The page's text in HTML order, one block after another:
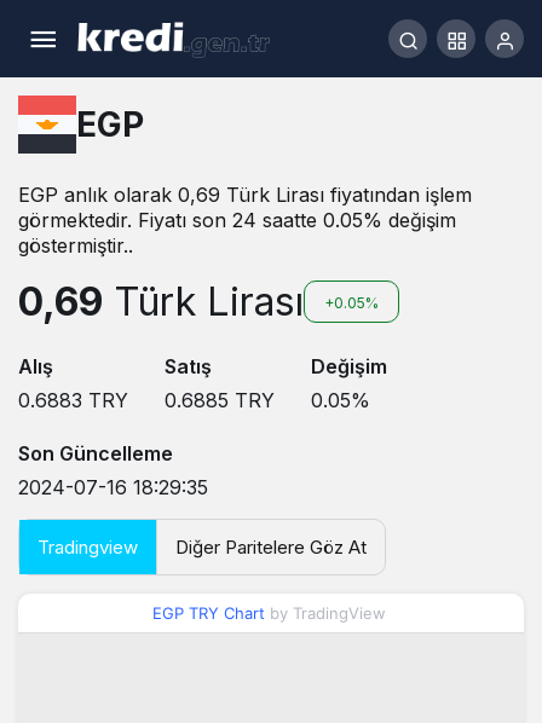
EGP
EGP anlık olarak 0,69 Türk Lirası fiyatından işlem
görmektedir. Fiyatı son 24 saatte 0.05% değişim
göstermiştir..
0,69 Türk Lirası +0.05%
Alış
0.6883 TRY
Satış
0.6885 TRY
Değişim
0.05%
Son Güncelleme
2024-07-16 18:29:35
Tradingview Diğer Paritelere Göz At
EGP TRY Chart by TradingView